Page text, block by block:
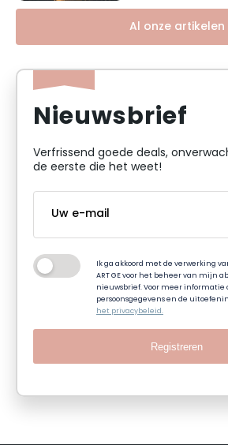
Al onze artikelen
Nieuwsbrief
Verfrissend goede deals,
de eerste die het weet!
Ik ga akkoord met de verwerking
ART GE voor het beheer van mijn
nieuwsbrief. Voor meer informatie
persoonsgegevens en de
het privacybeleid.
Registreren